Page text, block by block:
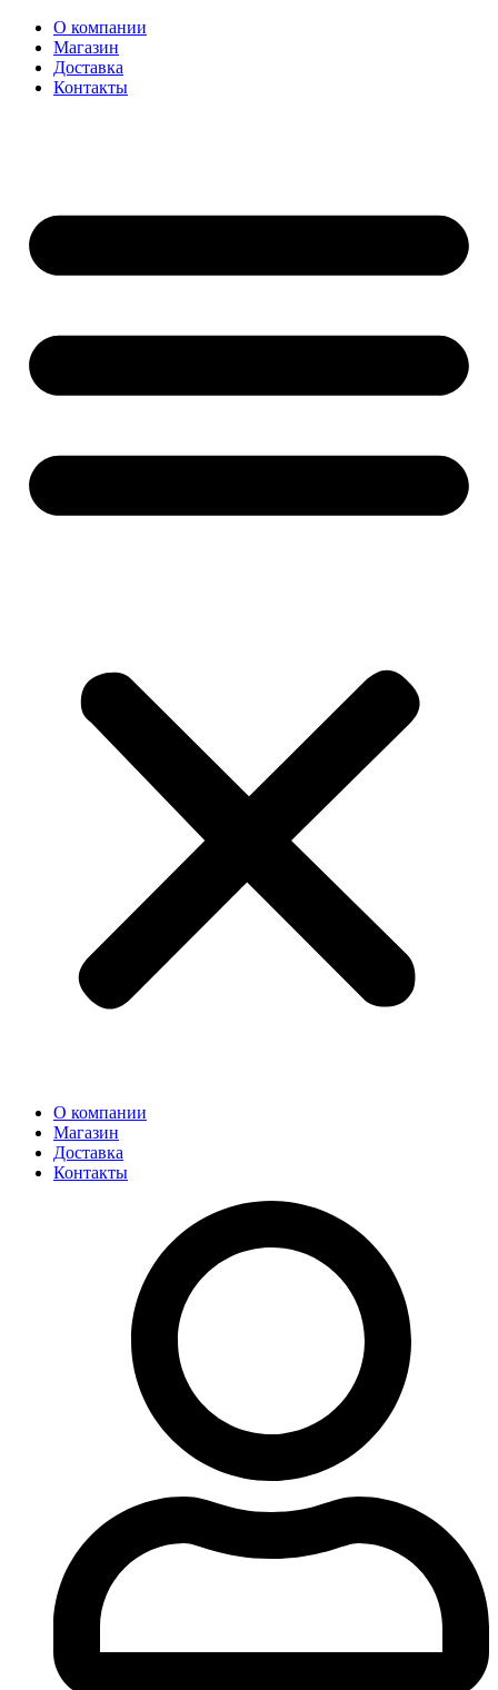
О компании
Магазин
Доставка
Контакты
О компании
Магазин
Доставка
Контакты